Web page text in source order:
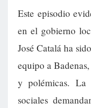
Este episodio
en el gobierno
José Catalá ha
equipo a
y polémicas. La
sociales